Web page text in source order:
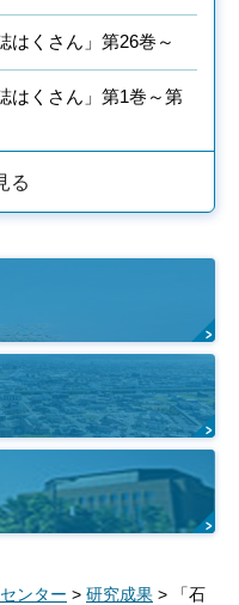
はくさん」第26巻～
はくさん」第1巻～第
る
ンター > 研究成果 > 「石